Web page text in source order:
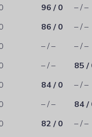
96 / 0
– / –
86 / 0
– / –
– / –
– / –
– / –
85 /
84 / 0
– / –
– / –
84 /
82 / 0
– / –